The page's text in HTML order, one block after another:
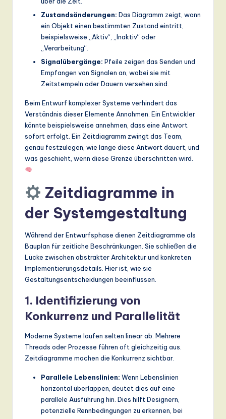
Zustandsänderungen: Das Diagramm zeigt, wann
ein Objekt einen bestimmten Zustand eintritt,
beispielsweise „Aktiv“, „Inaktiv“ oder
„Verarbeitung“.
Signalübergänge: Pfeile zeigen das Senden und
Empfangen von Signalen an, wobei sie mit
Zeitstempeln oder Dauern versehen sind.
Beim Entwurf komplexer Systeme verhindert das
Verständnis dieser Elemente Annahmen. Ein Entwickler
könnte beispielsweise annehmen, dass eine Antwort
sofort erfolgt. Ein Zeitdiagramm zwingt das Team,
genau festzulegen, wie lange diese Antwort dauert, und
was geschieht, wenn diese Grenze überschritten wird.
Zeitdiagramme in
der Systemgestaltung
Während der Entwurfsphase dienen Zeitdiagramme als
Bauplan für zeitliche Beschränkungen. Sie schließen die
Lücke zwischen abstrakter Architektur und konkreten
Implementierungsdetails. Hier ist, wie sie
Gestaltungsentscheidungen beeinflussen.
1. Identifizierung von
Konkurrenz und Parallelität
Moderne Systeme laufen selten linear ab. Mehrere
Threads oder Prozesse führen oft gleichzeitig aus.
Zeitdiagramme machen die Konkurrenz sichtbar.
Parallele Lebenslinien: Wenn Lebenslinien
horizontal überlappen, deutet dies auf eine
parallele Ausführung hin. Dies hilft Designern,
potenzielle Rennbedingungen zu erkennen, bei